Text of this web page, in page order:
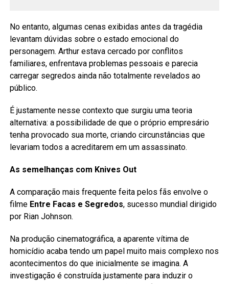
No entanto, algumas cenas exibidas antes da tragédia
levantam dúvidas sobre o estado emocional do
personagem. Arthur estava cercado por conflitos
familiares, enfrentava problemas pessoais e parecia
carregar segredos ainda não totalmente revelados ao
público.
É justamente nesse contexto que surgiu uma teoria
alternativa: a possibilidade de que o próprio empresário
tenha provocado sua morte, criando circunstâncias que
levariam todos a acreditarem em um assassinato.
As semelhanças com Knives Out
A comparação mais frequente feita pelos fãs envolve o
filme Entre Facas e Segredos, sucesso mundial dirigido
por Rian Johnson.
Na produção cinematográfica, a aparente vítima de
homicídio acaba tendo um papel muito mais complexo nos
acontecimentos do que inicialmente se imagina. A
investigação é construída justamente para induzir o